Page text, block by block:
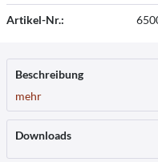
Artikel-Nr.:
Beschreibung
mehr
Downloads